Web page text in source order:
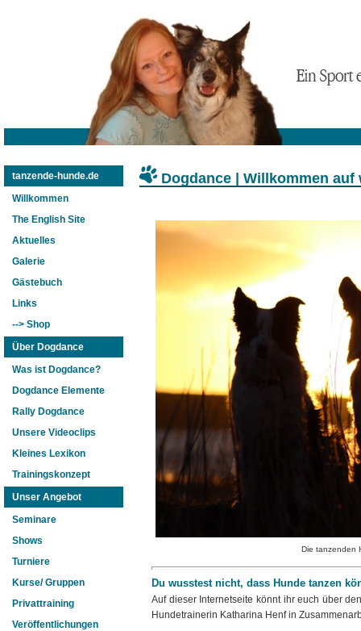
tanzende-hunde.de
Willkommen
The English Site
Aktuelles
Galerie
Gästebuch
Links
--> Shop
Über Dogdance
Was ist Dogdance?
Dogdance Elemente
Rally Dogdance
Unsere Videoclips
Kleines Lexikon
Trainingskonzept
Unser Angebot
Seminare
Shows
Turniere
Kurse/ Gruppen
Privattraining
Veröffentlichungen
Dogdance | Willkommen auf
Die tanzenden
Du wusstest nicht, dass Hunde tanzen
Auf dieser Internetseite könnt ihr euch über
Hundetrainerin Katharina Henf in